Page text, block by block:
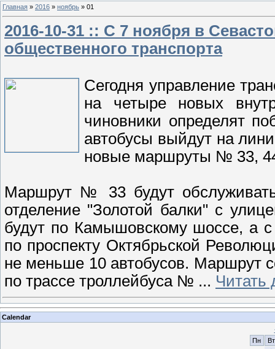
Главная » 2016 » ноябрь » 01
2016-10-31 :: C 7 ноября в
общественного транспорта
Сегодня управление
на четыре новых
чиновники определят
автобусы выйдут на
новые маршруты № 33,
Маршрут № 33 будут
отделение "Золотой балки" с
будут по Камышовскому шоссе, а
по проспекту Октябрьской
не меньше 10 автобусов. Маршрут
по трассе троллейбуса № ... Читать
Calendar
Пн
Вт